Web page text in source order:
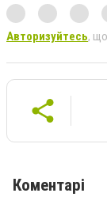
Авторизуйтесь,
Коментарі